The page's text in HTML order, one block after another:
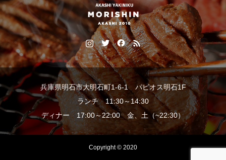
兵庫県明石市大明石町1-6-1 パピオス明石1F
ランチ 11:30～14:30
ディナー 17:00～22:00 金、土（~22:30）
Copyright © 2020